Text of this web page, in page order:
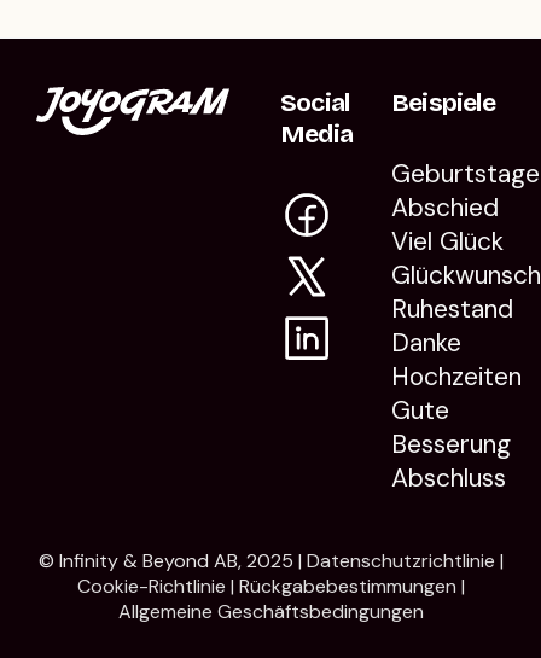
Social
Media
Beispiele
Geburtstage
Abschied
Viel Glück
Glückwunsch
Ruhestand
Danke
Hochzeiten
Gute
Besserung
Abschluss
© Infinity & Beyond AB, 2025 | Datenschutzrichtlinie |
Cookie-Richtlinie | Rückgabebestimmungen |
Allgemeine Geschäftsbedingungen